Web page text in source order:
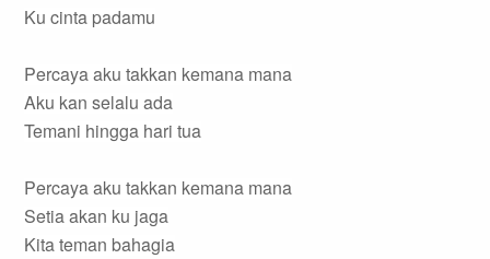
Ku cinta padamu
Percaya aku takkan kemana mana
Aku kan selalu ada
Temani hingga hari tua
Percaya aku takkan kemana mana
Setia akan ku jaga
Kita teman bahagia